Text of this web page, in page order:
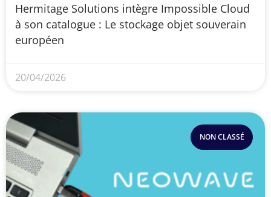
Hermitage Solutions intègre Impossible Cloud
à son catalogue : Le stockage objet souverain
européen
20/04/2026
NON CLASSÉ